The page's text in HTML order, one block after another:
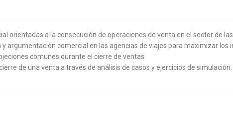
orientadas a la consecución de operaciones de venta en el sector de
argumentación comercial en las agencias de viajes para maximizar los
comunes durante el cierre de ventas.
de una venta a través de análisis de casos y ejercicios de simulación.